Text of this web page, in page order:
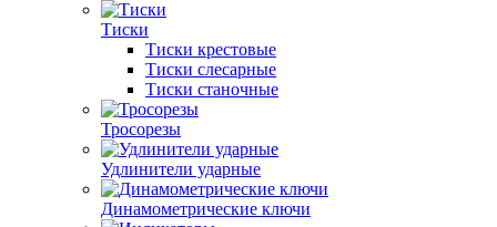
Тиски
Тиски крестовые
Тиски слесарные
Тиски станочные
Тросорезы
Удлинители ударные
Динамометрические ключи